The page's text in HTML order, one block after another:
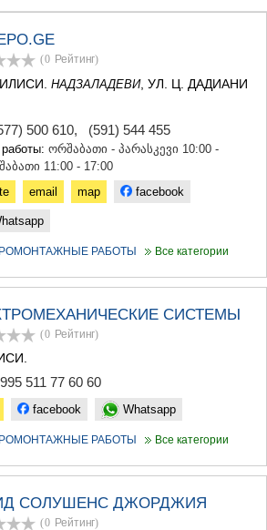
(0 Рейтинг)
НАДЗАЛАДЕВИ, УЛ. Ц. ДАДИАНИ
500 610, (591) 544 455
ორშაბათი - პარასკევი 10:00 -
11:00 - 17:00
email map facebook
РАБОТЫ Все категории
СИСТЕМЫ
(0 Рейтинг)
511 77 60 60
facebook Whatsapp
РАБОТЫ Все категории
СОЛУШЕНС ДЖОРДЖИЯ
(0 Рейтинг)